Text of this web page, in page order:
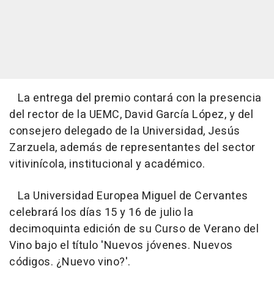
La entrega del premio contará con la presencia
del rector de la UEMC, David García López, y del
consejero delegado de la Universidad, Jesús
Zarzuela, además de representantes del sector
vitivinícola, institucional y académico.
La Universidad Europea Miguel de Cervantes
celebrará los días 15 y 16 de julio la
decimoquinta edición de su Curso de Verano del
Vino bajo el título 'Nuevos jóvenes. Nuevos
códigos. ¿Nuevo vino?'.